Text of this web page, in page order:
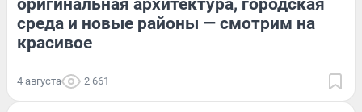
оригинальная архитектура, городская
среда и новые районы — смотрим на
красивое
4 августа 2 661